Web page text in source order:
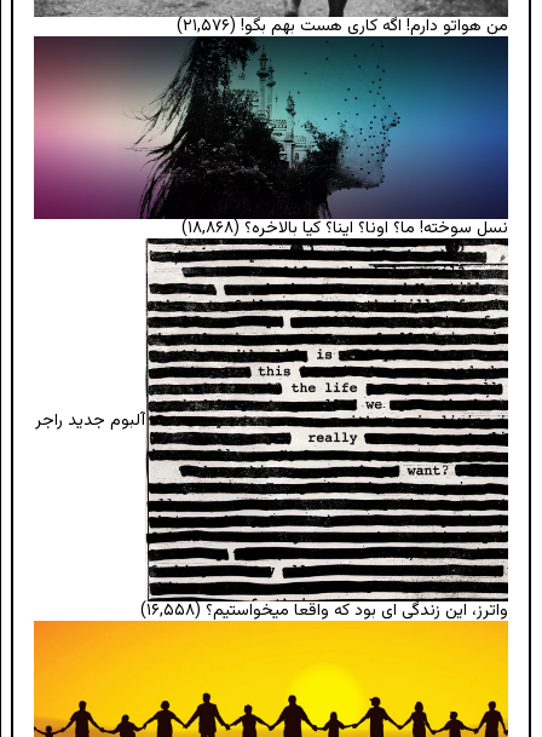
من هواتو دارم! اگه کاری هست بهم بگو! (۲۱,۵۷۶)
نسل سوخته! ما؟ اونا؟ اینا؟ کیا بالاخره؟ (۱۸,۸۶۸)
آلبوم جدید راجر
واترز، این زندگی ای بود که واقعا میخواستیم؟ (۱۶,۵۵۸)